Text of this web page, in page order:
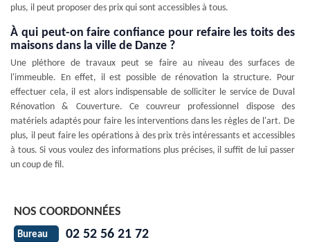
plus, il peut proposer des prix qui sont accessibles à tous.
À qui peut-on faire confiance pour refaire les toits des
maisons dans la ville de Danze ?
Une pléthore de travaux peut se faire au niveau des surfaces de
l'immeuble. En effet, il est possible de rénovation la structure. Pour
effectuer cela, il est alors indispensable de solliciter le service de Duval
Rénovation & Couverture. Ce couvreur professionnel dispose des
matériels adaptés pour faire les interventions dans les règles de l'art. De
plus, il peut faire les opérations à des prix très intéressants et accessibles
à tous. Si vous voulez des informations plus précises, il suffit de lui passer
un coup de fil.
NOS COORDONNÉES
Bureau 02 52 56 21 72